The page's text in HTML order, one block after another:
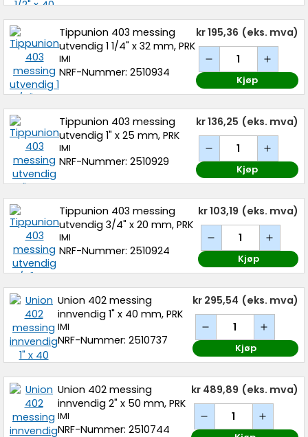
Tippunion 403 messing
utvendig 1 1/4" x 32 mm, PRK
IMI
NRF-Nummer: 2510934
kr 195,36 (eks. mva)
Kjøp
Tippunion 403 messing
utvendig 1" x 25 mm, PRK
IMI
NRF-Nummer: 2510929
kr 136,25 (eks. mva)
Kjøp
Tippunion 403 messing
utvendig 3/4" x 20 mm, PRK
IMI
NRF-Nummer: 2510924
kr 103,19 (eks. mva)
Kjøp
Union 402 messing
innvendig 1" x 40 mm, PRK
IMI
NRF-Nummer: 2510737
kr 295,54 (eks. mva)
Kjøp
Union 402 messing
innvendig 2" x 50 mm, PRK
IMI
NRF-Nummer: 2510744
kr 489,89 (eks. mva)